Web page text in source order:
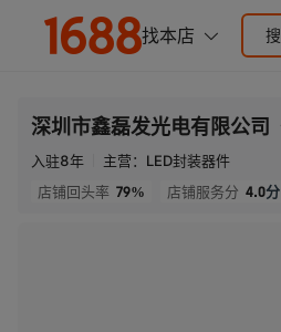
深圳市鑫磊发光电有限公司
入驻8年 主营： LED封装器件
店铺回头率 79% 店铺服务分 4.0分